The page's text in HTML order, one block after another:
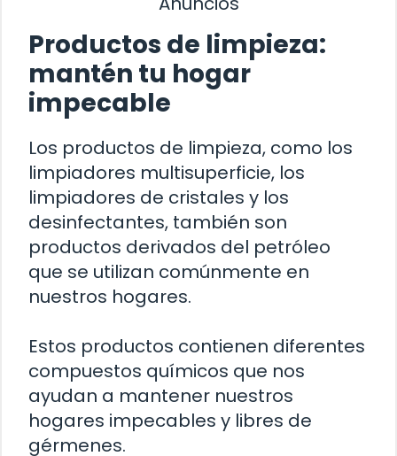
Productos de limpieza:
mantén tu hogar
impecable
Los productos de limpieza, como los
limpiadores multisuperficie, los
limpiadores de cristales y los
desinfectantes, también son
productos derivados del petróleo
que se utilizan comúnmente en
nuestros hogares.
Estos productos contienen diferentes
compuestos químicos que nos
ayudan a mantener nuestros
hogares impecables y libres de
gérmenes.